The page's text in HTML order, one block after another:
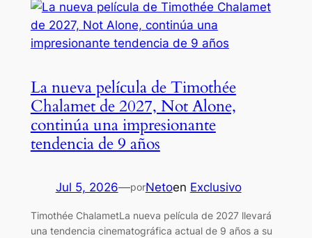
La nueva película de Timothée
Chalamet de 2027, Not Alone,
continúa una impresionante
tendencia de 9 años
Jul 5, 2026—porNetoen Exclusivo
Timothée ChalametLa nueva película de 2027 llevará
una tendencia cinematográfica actual de 9 años a su